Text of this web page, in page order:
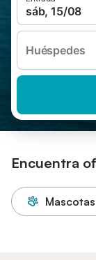
sáb, 15/08
Huéspedes
Encuentra